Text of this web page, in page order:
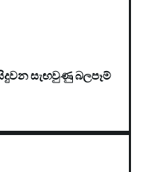
සැඟවුණු බලපෑම්